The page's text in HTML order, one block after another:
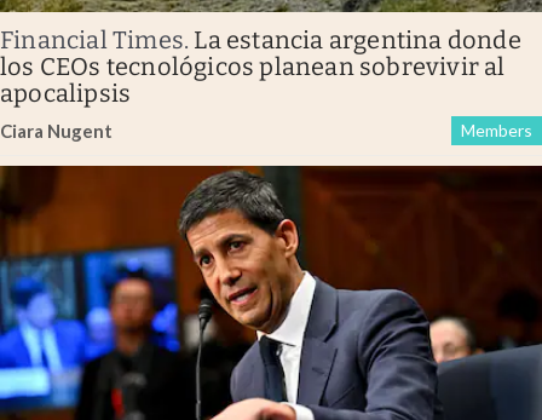
Financial Times. La estancia argentina donde
los CEOs tecnológicos planean sobrevivir al
apocalipsis
Ciara Nugent Members